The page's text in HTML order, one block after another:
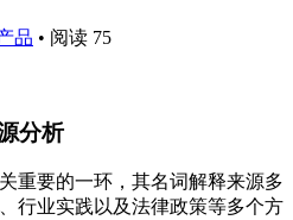
品 • 阅读 75
分析
重要的一环，其名词解释来源多
行业实践以及法律政策等多个方